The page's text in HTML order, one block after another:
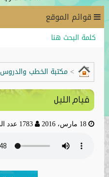
قوائم الموقع
> مكتبة الخطب والدروس
قيام الليل